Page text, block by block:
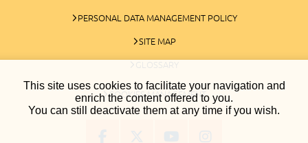
This site uses cookies to facilitate your navigation and
enrich the content offered to you.
You can still deactivate them at any time if you wish.
PERSONAL DATA MANAGEMENT POLICY
SITE MAP
GLOSSARY
COOKIES MANAGEMENT